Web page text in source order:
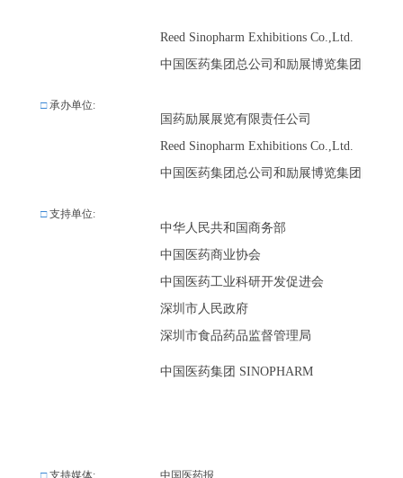
Reed Sinopharm Exhibitions Co.,Ltd.
中国医药集团总公司和励展博览集团的成员
□承办单位:
国药励展展览有限责任公司
Reed Sinopharm Exhibitions Co.,Ltd.
中国医药集团总公司和励展博览集团的成员
□支持单位:
中华人民共和国商务部
中国医药商业协会
中国医药工业科研开发促进会
深圳市人民政府
深圳市食品药品监督管理局
中国医药集团 SINOPHARM
□支持媒体: 中国医药报